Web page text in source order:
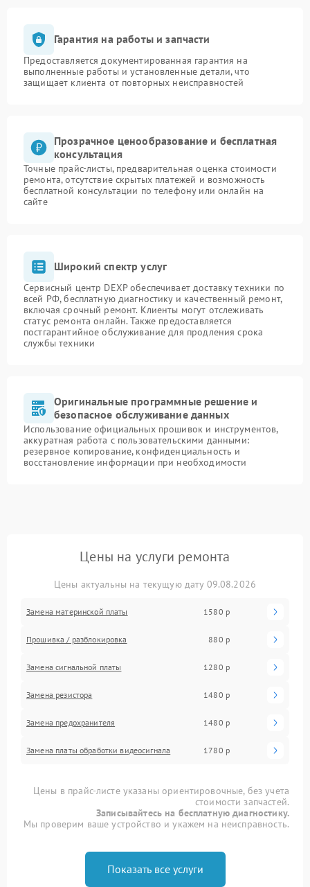
Гарантия на работы и запчасти
Предоставляется документированная гарантия на
выполненные работы и установленные детали, что
защищает клиента от повторных неисправностей
Прозрачное ценообразование и бесплатная
консультация
Точные прайс-листы, предварительная оценка стоимости
ремонта, отсутствие скрытых платежей и возможность
бесплатной консультации по телефону или онлайн на
сайте
Широкий спектр услуг
Сервисный центр DEXP обеспечивает доставку техники по
всей РФ, бесплатную диагностику и качественный ремонт,
включая срочный ремонт. Клиенты могут отслеживать
статус ремонта онлайн. Также предоставляется
постгарантийное обслуживание для продления срока
службы техники
Оригинальные программные решение и
безопасное обслуживание данных
Использование официальных прошивок и инструментов,
аккуратная работа с пользовательскими данными:
резервное копирование, конфиденциальность и
восстановление информации при необходимости
Цены на услуги ремонта
Цены актуальны на текущую дату 09.08.2026
Замена материнской платы 1580 р
Прошивка / разблокировка 880 р
Замена сигнальной платы 1280 р
Замена резистора 1480 р
Замена предохранителя 1480 р
Замена платы обработки видеосигнала 1780 р
Цены в прайс-листе указаны ориентировочные, без учета
стоимости запчастей.
Записывайтесь на бесплатную диагностику.
Мы проверим ваше устройство и укажем на неисправность.
Показать все услуги